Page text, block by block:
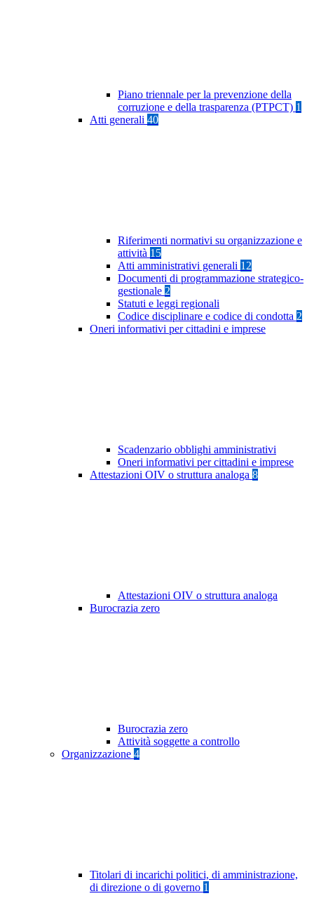
Piano triennale per la prevenzione della
corruzione e della trasparenza (PTPCT) 1
Atti generali 40
Riferimenti normativi su organizzazione e
attività 15
Atti amministrativi generali 12
Documenti di programmazione strategico-
gestionale 2
Statuti e leggi regionali
Codice disciplinare e codice di condotta 2
Oneri informativi per cittadini e imprese
Scadenzario obblighi amministrativi
Oneri informativi per cittadini e imprese
Attestazioni OIV o struttura analoga 8
Attestazioni OIV o struttura analoga
Burocrazia zero
Burocrazia zero
Attività soggette a controllo
Organizzazione 4
Titolari di incarichi politici, di amministrazione,
di direzione o di governo 1